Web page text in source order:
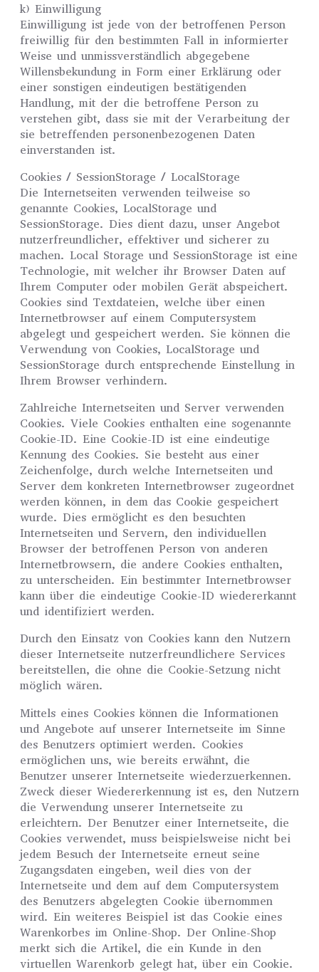
k) Einwilligung
Einwilligung ist jede von der betroffenen Person
freiwillig für den bestimmten Fall in informierter
Weise und unmissverständlich abgegebene
Willensbekundung in Form einer Erklärung oder
einer sonstigen eindeutigen bestätigenden
Handlung, mit der die betroffene Person zu
verstehen gibt, dass sie mit der Verarbeitung der
sie betreffenden personenbezogenen Daten
einverstanden ist.
Cookies / SessionStorage / LocalStorage
Die Internetseiten verwenden teilweise so
genannte Cookies, LocalStorage und
SessionStorage. Dies dient dazu, unser Angebot
nutzerfreundlicher, effektiver und sicherer zu
machen. Local Storage und SessionStorage ist eine
Technologie, mit welcher ihr Browser Daten auf
Ihrem Computer oder mobilen Gerät abspeichert.
Cookies sind Textdateien, welche über einen
Internetbrowser auf einem Computersystem
abgelegt und gespeichert werden. Sie können die
Verwendung von Cookies, LocalStorage und
SessionStorage durch entsprechende Einstellung in
Ihrem Browser verhindern.
Zahlreiche Internetseiten und Server verwenden
Cookies. Viele Cookies enthalten eine sogenannte
Cookie-ID. Eine Cookie-ID ist eine eindeutige
Kennung des Cookies. Sie besteht aus einer
Zeichenfolge, durch welche Internetseiten und
Server dem konkreten Internetbrowser zugeordnet
werden können, in dem das Cookie gespeichert
wurde. Dies ermöglicht es den besuchten
Internetseiten und Servern, den individuellen
Browser der betroffenen Person von anderen
Internetbrowsern, die andere Cookies enthalten,
zu unterscheiden. Ein bestimmter Internetbrowser
kann über die eindeutige Cookie-ID wiedererkannt
und identifiziert werden.
Durch den Einsatz von Cookies kann den Nutzern
dieser Internetseite nutzerfreundlichere Services
bereitstellen, die ohne die Cookie-Setzung nicht
möglich wären.
Mittels eines Cookies können die Informationen
und Angebote auf unserer Internetseite im Sinne
des Benutzers optimiert werden. Cookies
ermöglichen uns, wie bereits erwähnt, die
Benutzer unserer Internetseite wiederzuerkennen.
Zweck dieser Wiedererkennung ist es, den Nutzern
die Verwendung unserer Internetseite zu
erleichtern. Der Benutzer einer Internetseite, die
Cookies verwendet, muss beispielsweise nicht bei
jedem Besuch der Internetseite erneut seine
Zugangsdaten eingeben, weil dies von der
Internetseite und dem auf dem Computersystem
des Benutzers abgelegten Cookie übernommen
wird. Ein weiteres Beispiel ist das Cookie eines
Warenkorbes im Online-Shop. Der Online-Shop
merkt sich die Artikel, die ein Kunde in den
virtuellen Warenkorb gelegt hat, über ein Cookie.